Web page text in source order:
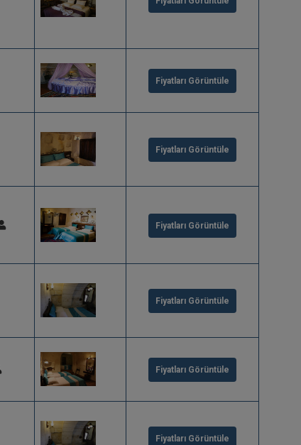
Fiyatları Görüntüle
Fiyatları Görüntüle
Fiyatları Görüntüle
Fiyatları Görüntüle
Fiyatları Görüntüle
Fiyatları Görüntüle